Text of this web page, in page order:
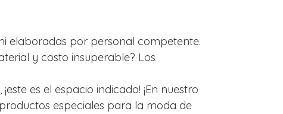
elaboradas por personal competente.
y costo insuperable? Los
es el espacio indicado! ¡En nuestro
especiales para la moda de